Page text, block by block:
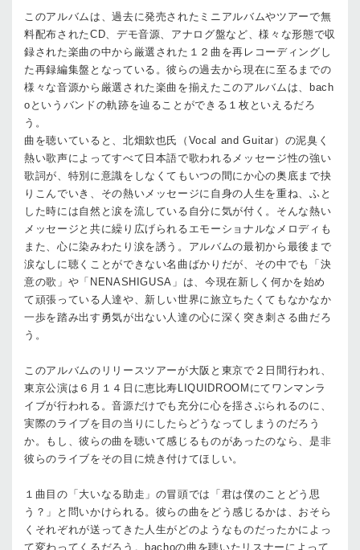
このアルバムは、過去に発売されたミニアルバムやツアーで無
料配布されたCD、デモ音源、アナログ盤など、様々な形態で収
録された楽曲の中から厳選された１２曲を再レコーディングし
た再録編集盤となっている。彼らの過去から現在に至るまでの
様々な音源から厳選された楽曲を揃えたこのアルバムは、bach
oというバンドの軌跡を辿ることができる１枚といえるだろ
う。
曲を聴いていると、北畑欽也氏（Vocal and Guitar）の泥臭く
熱い歌声によってすべて日本語で歌われるメッセージ性の強い
歌詞が、特別に意識をしなくてもいつの間にか心の奥底まで抉
りこんでいき、その熱いメッセージに自身の人生を重ね、ふと
した時には自然と涙を流している自分に気が付く。そんな熱い
メッセージと共に繰り広げられるエモーショナルなメロディも
また、心に染みわたり涙を誘う。アルバムの最初から最後まで
涙なしに聴くことができない名曲ばかりだが、その中でも「決
意の歌」や「NENASHIGUSA」は、今現在新しく何かを始め
て頑張っている人達や、新しい世界に旅立ちたくてもなかなか
一歩を踏み出す勇気が出ない人達の心に深く突き刺さる曲だろ
う。
このアルバムのリリースツアーが大阪と東京で２日間行われ、
東京公演は６月１４日に恵比寿LIQUIDROOMにてワンマンラ
イブが行われる。音源だけでも充分に心を揺さぶられるのに、
実際のライブを目の当りにしたらどうなってしまうのだろう
か。もし、彼らの曲を聴いて感じるものがあったのなら、是非
彼らのライブをその目に焼き付けてほしい。
１曲目の「大いなる助走」の冒頭では「君は僕のことどう思
う？」と問いかけられる。彼らの曲をどう感じるかは、おそら
くそれぞれが送ってきた人生がどのようなものだったかによっ
て変わってくるだろう。bachoの曲を聴いたリスナーによって